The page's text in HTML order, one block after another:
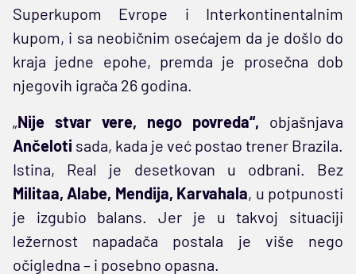
Superkupom Evrope i Interkontinentalnim
kupom, i sa neobičnim osećajem da je došlo do
kraja jedne epohe, premda je prosečna dob
njegovih igrača 26 godina.
„Nije stvar vere, nego povreda“, objašnjava
Ančeloti sada, kada je već postao trener Brazila.
Istina, Real je desetkovan u odbrani. Bez
Militaa, Alabe, Mendija, Karvahala, u potpunosti
je izgubio balans. Jer je u takvoj situaciji
ležernost napadača postala je više nego
očigledna – i posebno opasna.